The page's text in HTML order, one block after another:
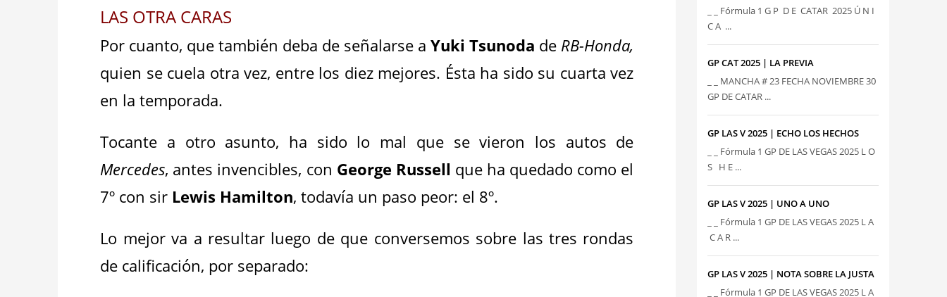
LAS OTRA CARAS
Por cuanto, que también deba de señalarse aYuki Tsunoda de RB-Honda,
quien se cuela otra vez, entre los diez mejores. Ésta ha sido su cuarta vez
en la temporada.
Tocante a otro asunto, ha sido lo mal que se vieron los autos de
Mercedes, antes invencibles, con George Russell que ha quedado como el
7º con sir Lewis Hamilton, todavía un paso peor: el 8º.
Lo mejor va a resultar luego de que conversemos sobre las tres rondas
de calificación, por separado:
_ _ Fórmula 1 G P D E CATAR 2025 Ú N I
C A ...
GP CAT 2025 | LA PREVIA
_ _ MANCHA # 23 FECHA NOVIEMBRE 30
GP DE CATAR ...
GP LAS V 2025 | ECHO LOS HECHOS
_ _ Fórmula 1 GP DE LAS VEGAS 2025 L O
S H E ...
GP LAS V 2025 | UNO A UNO
_ _ Fórmula 1 GP DE LAS VEGAS 2025 L A
C A R ...
GP LAS V 2025 | NOTA SOBRE LA JUSTA
_ _ Fórmula 1 GP DE LAS VEGAS 2025 L A